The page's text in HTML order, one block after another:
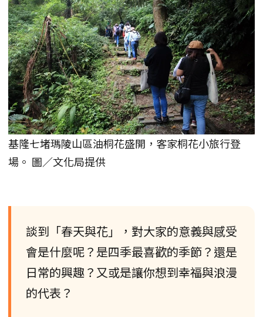
基隆七堵瑪陵山區油桐花盛開，客家桐花小旅行登
場。 圖／文化局提供
談到「春天與花」，對大家的意義與感受
會是什麼呢？是四季最喜歡的季節？還是
日常的興趣？又或是讓你想到幸福與浪漫
的代表？